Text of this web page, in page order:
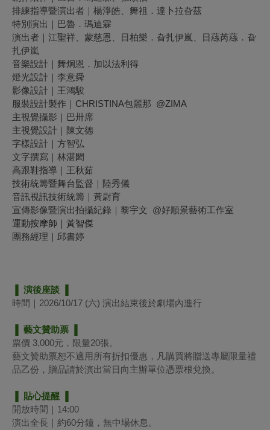
排練指導暨演出者｜楊淨皓、舞祖．達卜拉旮茲
特別演出｜巴魯．瑪迪霖
演出者｜江聖祥、蒙慈恩、日柏樂．旮扎伊嵐、日蕬芮蕬．旮
扎伊嵐
音樂設計｜舞炯恩．加以法利得
燈光設計｜李意舜
影像設計｜王鴻駿
服裝設計製作｜CHRISTINA包麗那 @ZIMA
主視覺攝影｜巴卅席
主視覺設計｜陳文德
字樣設計｜方智弘
文字撰寫｜林湛閎
高跟鞋指導｜王秋茹
技術統籌暨舞台監督｜陸秀儀
音訊視訊技術統籌｜黃尉育
宣傳影像暨演出拍攝紀錄｜黎宇文 @好順景藝術工作室
運動按摩師｜黃智傑
團務經理｜邱書婷
▐ 演後座談 ▐
時間｜2026/10/17 (六) 演出結束後於劇場內進行
▐ 藝文贊助票 ▐
票價 3,000元，限量20張。
藝文贊助票恕不適用所有折扣優惠，凡購買將贈送專屬限量禮
品乙份，贈品請於演出當日向主辦單位憑票根兌換。
▐ 貼心提醒 ▐
開放時間｜14:00
演出全長｜約60分鐘，無中場休息。